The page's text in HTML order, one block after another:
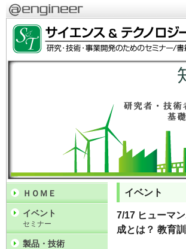
イベント
7/17 ヒューマ
成とは？ 教育
ＨＯＭＥ
イベント
セミナー
製品・技術